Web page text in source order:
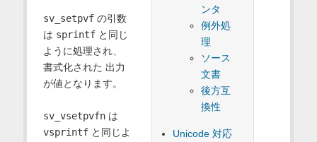
ンタ
例外処
理
ソース
文書
後方互
換性
Unicode 対応
sv_setpvfの引数
は sprintfと同じ
ように処理され、
書式化された 出力
が値となります。
sv_vsetpvfnは
vsprintfと同じよ